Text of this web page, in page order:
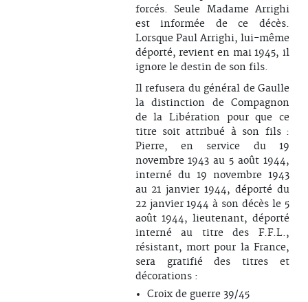
forcés. Seule Madame Arrighi
est informée de ce décès.
Lorsque Paul Arrighi, lui-même
déporté, revient en mai 1945, il
ignore le destin de son fils.
Il refusera du général de Gaulle
la distinction de Compagnon
de la Libération pour que ce
titre soit attribué à son fils :
Pierre, en service du 19
novembre 1943 au 5 août 1944,
interné du 19 novembre 1943
au 21 janvier 1944, déporté du
22 janvier 1944 à son décès le 5
août 1944, lieutenant, déporté
interné au titre des F.F.L.,
résistant, mort pour la France,
sera gratifié des titres et
décorations :
Croix de guerre 39/45